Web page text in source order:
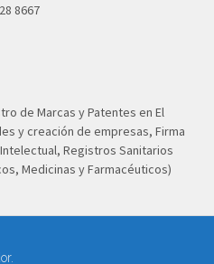
8667
de Marcas y Patentes en El
y creación de empresas, Firma
Registros Sanitarios
Medicinas y Farmacéuticos)